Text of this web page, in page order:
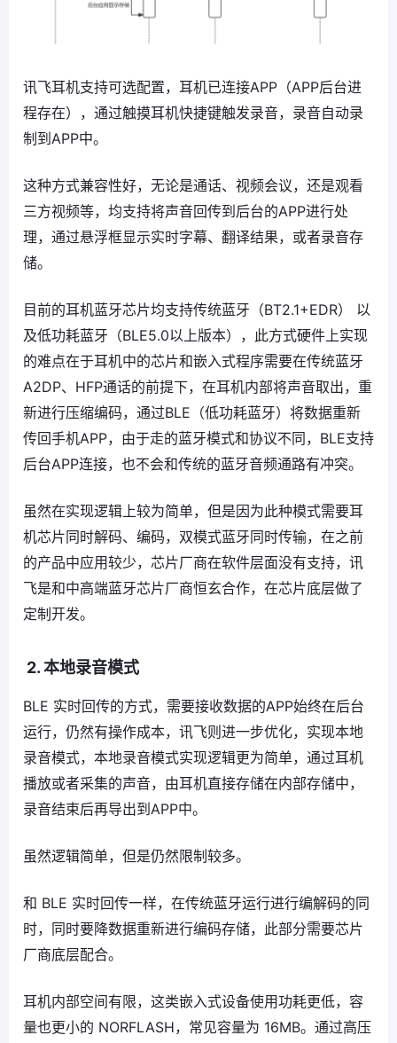
讯飞耳机支持可选配置，耳机已连接APP（APP后台进
程存在），通过触摸耳机快捷键触发录音，录音自动录
制到APP中。
这种方式兼容性好，无论是通话、视频会议，还是观看
三方视频等，均支持将声音回传到后台的APP进行处
理，通过悬浮框显示实时字幕、翻译结果，或者录音存
储。
目前的耳机蓝牙芯片均支持传统蓝牙（BT2.1+EDR） 以
及低功耗蓝牙（BLE5.0以上版本），此方式硬件上实现
的难点在于耳机中的芯片和嵌入式程序需要在传统蓝牙
A2DP、HFP通话的前提下，在耳机内部将声音取出，重
新进行压缩编码，通过BLE（低功耗蓝牙）将数据重新
传回手机APP，由于走的蓝牙模式和协议不同，BLE支持
后台APP连接，也不会和传统的蓝牙音频通路有冲突。
虽然在实现逻辑上较为简单，但是因为此种模式需要耳
机芯片同时解码、编码，双模式蓝牙同时传输，在之前
的产品中应用较少，芯片厂商在软件层面没有支持，讯
飞是和中高端蓝牙芯片厂商恒玄合作，在芯片底层做了
定制开发。
2.本地录音模式
BLE 实时回传的方式，需要接收数据的APP始终在后台
运行，仍然有操作成本，讯飞则进一步优化，实现本地
录音模式，本地录音模式实现逻辑更为简单，通过耳机
播放或者采集的声音，由耳机直接存储在内部存储中，
录音结束后再导出到APP中。
虽然逻辑简单，但是仍然限制较多。
和 BLE 实时回传一样，在传统蓝牙运行进行编解码的同
时，同时要降数据重新进行编码存储，此部分需要芯片
厂商底层配合。
耳机内部空间有限，这类嵌入式设备使用功耗更低，容
量也更小的 NORFLASH，常见容量为 16MB。通过高压